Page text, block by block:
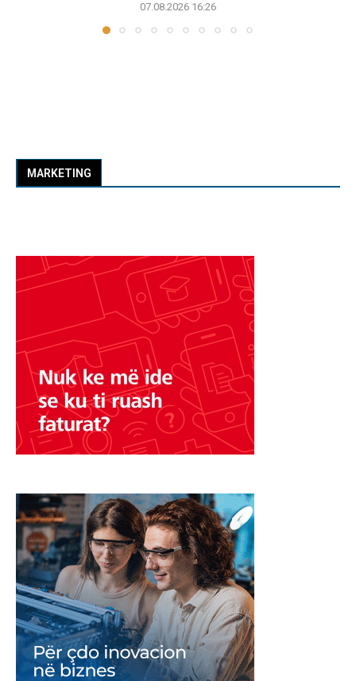
07.08.2026 16:26
MARKETING